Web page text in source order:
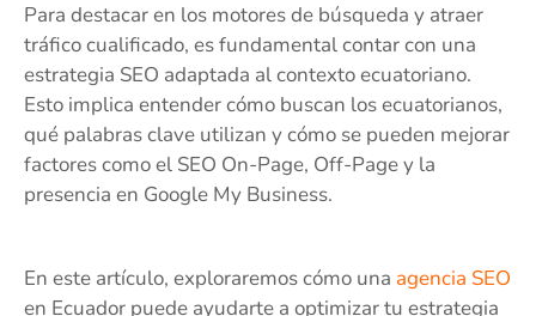
Para destacar en los motores de búsqueda y atraer
tráfico cualificado, es fundamental contar con una
estrategia SEO adaptada al contexto ecuatoriano.
Esto implica entender cómo buscan los ecuatorianos,
qué palabras clave utilizan y cómo se pueden mejorar
factores como el SEO On-Page, Off-Page y la
presencia en Google My Business.
En este artículo, exploraremos cómo una agencia SEO
en Ecuador puede ayudarte a optimizar tu estrategia